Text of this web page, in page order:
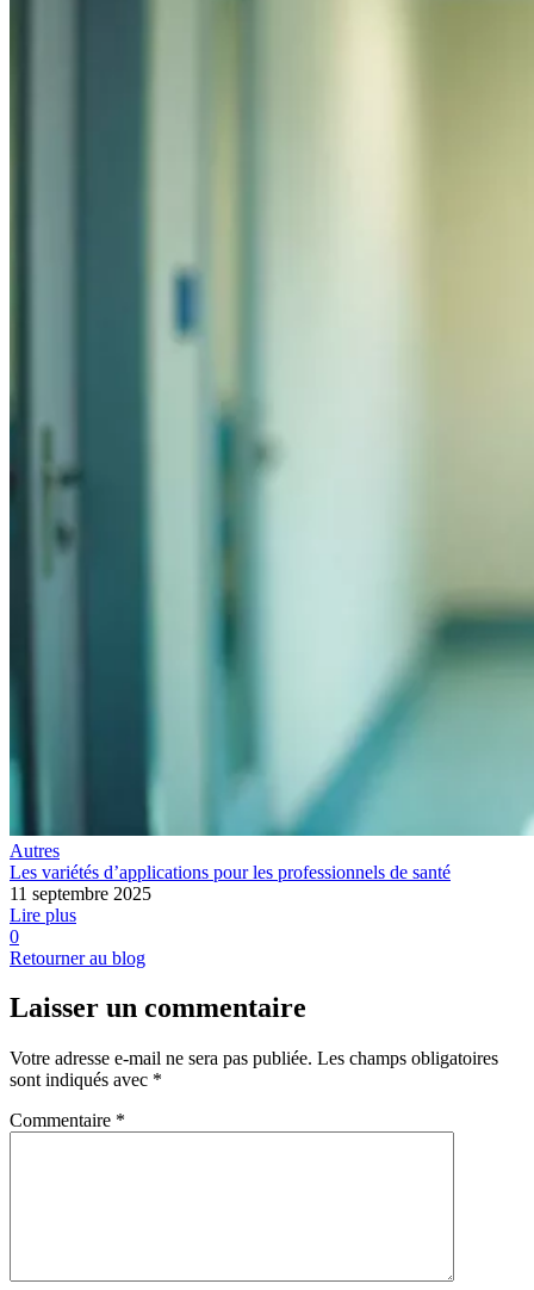
Autres
Les variétés d’applications pour les professionnels de santé
11 septembre 2025
Lire plus
0
Retourner au blog
Laisser un commentaire
Votre adresse e-mail ne sera pas publiée. Les champs obligatoires
sont indiqués avec *
Commentaire *